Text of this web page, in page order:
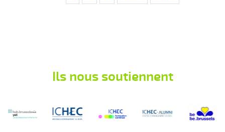
Ils nous soutiennent